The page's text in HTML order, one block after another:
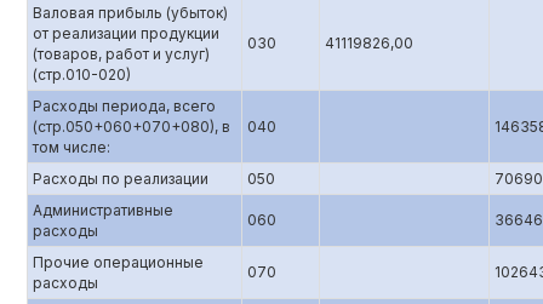
Валовая прибыль (убыток)
от реализации продукции
(товаров, работ и услуг)
(стр.010-020)
030 41119826,00
Расходы периода, всего
(стр.050+060+070+080), в
том числе:
040
Расходы по реализации 050
Административные
расходы
060
Прочие операционные
расходы
070